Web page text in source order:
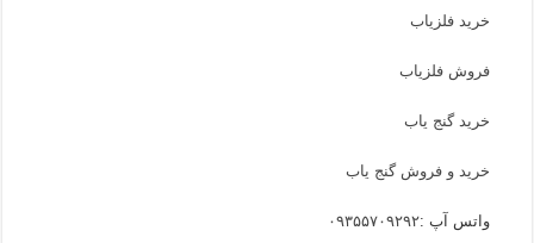
خرید فلزیاب
فروش فلزیاب
خرید گنج یاب
خرید و فروش گنج یاب
واتس آپ :۰۹۳۵۵۷۰۹۲۹۲